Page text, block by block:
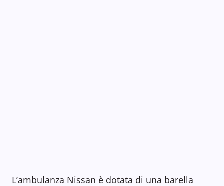
L’ambulanza Nissan è dotata di una barella